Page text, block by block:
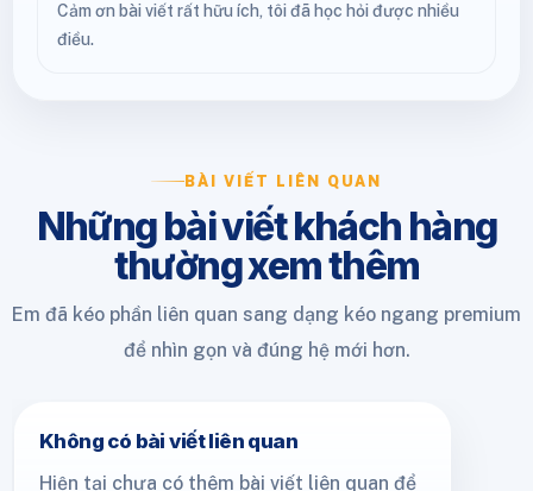
Cảm ơn bài viết rất hữu ích, tôi đã học hỏi được nhiều
điều.
BÀI VIẾT LIÊN QUAN
Những bài viết khách hàng
thường xem thêm
Em đã kéo phần liên quan sang dạng kéo ngang premium
để nhìn gọn và đúng hệ mới hơn.
Không có bài viết liên quan
Hiện tại chưa có thêm bài viết liên quan để